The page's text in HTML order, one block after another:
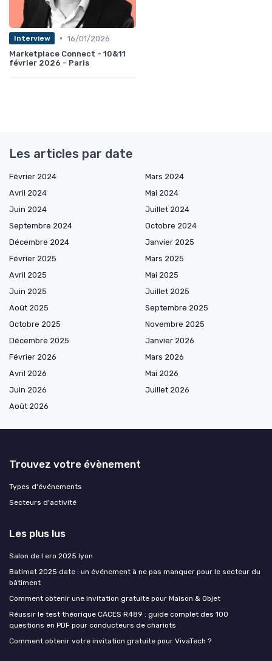
Interview • 16/01/2026
Marketplace Connect - 10&11
février 2026 - Paris
Les articles par date
Février 2024
Mars 2024
Avril 2024
Mai 2024
Juin 2024
Juillet 2024
Septembre 2024
Octobre 2024
Décembre 2024
Janvier 2025
Février 2025
Mars 2025
Avril 2025
Mai 2025
Juin 2025
Juillet 2025
Août 2025
Septembre 2025
Octobre 2025
Novembre 2025
Décembre 2025
Janvier 2026
Février 2026
Mars 2026
Avril 2026
Mai 2026
Juin 2026
Juillet 2026
Août 2026
Trouvez votre évènement
Types d'événements
Secteurs d'activité
Les plus lus
Salon de l ero 2025 lyon
Batimat 2025 date : un événement à ne pas manquer pour le secteur du
bâtiment
Comment obtenir une invitation gratuite pour Maison & Objet
Réussir le test théorique CACES R489 : guide complet des 100
questions en PDF pour conducteurs de chariots
Comment obtenir votre invitation gratuite pour VivaTech ?
Ce site utilise des cookies et vous donne le contrôle sur ceux que
vous souhaitez activer
Tout accepter Personnaliser